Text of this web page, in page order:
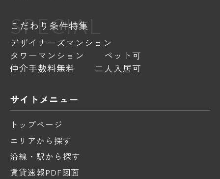
SPECIAL
こだわり条件特集
デザイナーズマンション
タワーマンション
ペット可
仲介手数料無料
二人入居可
サイトメニュー
トップページ
エリアから探す
沿線・駅から探す
賃貸速報PDF図面